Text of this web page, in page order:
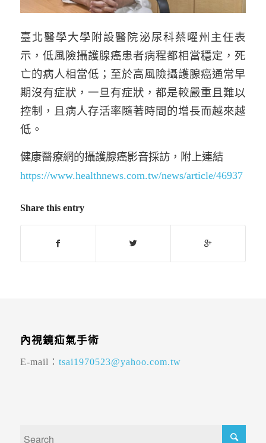
臺北醫學大學附設醫院泌尿科蔡曜州主任表
示，低風險攝護腺癌患者病程都相當穩定，死
亡的病人相當低；至於高風險攝護腺癌通常早
期沒有症狀，一旦有症狀，都是較嚴重且難以
控制，且病人存活率隨著時間的增長而越來越
低。
健康醫療網的攝護腺癌影音採訪，附上連結
https://www.healthnews.com.tw/news/article/46937
Share this entry
內視鏡疝氣手術
E-mail： tsai1970523@yahoo.com.tw